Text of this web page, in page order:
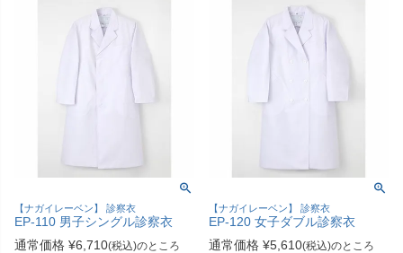
【ナガイレーベン】 診察衣
EP-110 男子シングル診察衣
通常価格 ¥6,710(税込)のところ
【ナガイレーベン】 診察衣
EP-120 女子ダブル診察衣
通常価格 ¥5,610(税込)のところ